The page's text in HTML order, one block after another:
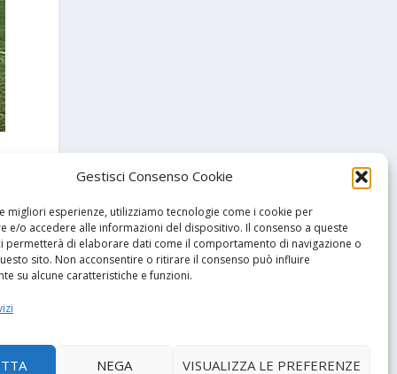
Gestisci Consenso Cookie
migliori esperienze, utilizziamo tecnologie come i cookie per
e/o accedere alle informazioni del dispositivo. Il consenso a queste
permetterà di elaborare dati come il comportamento di navigazione o
sito. Non acconsentire o ritirare il consenso può influire
su alcune caratteristiche e funzioni.
NEGA VISUALIZZA LE PREFERENZE
derby